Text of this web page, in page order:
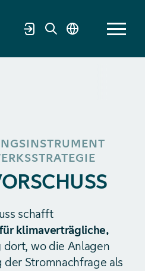
schafft
klimaverträgliche,
dort, wo die Anlagen
der Stromnachfrage als